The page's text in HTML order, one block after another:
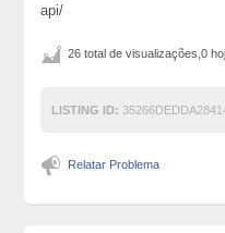
api/
26 total de visualizações,0
LISTING ID:
Relatar Problema